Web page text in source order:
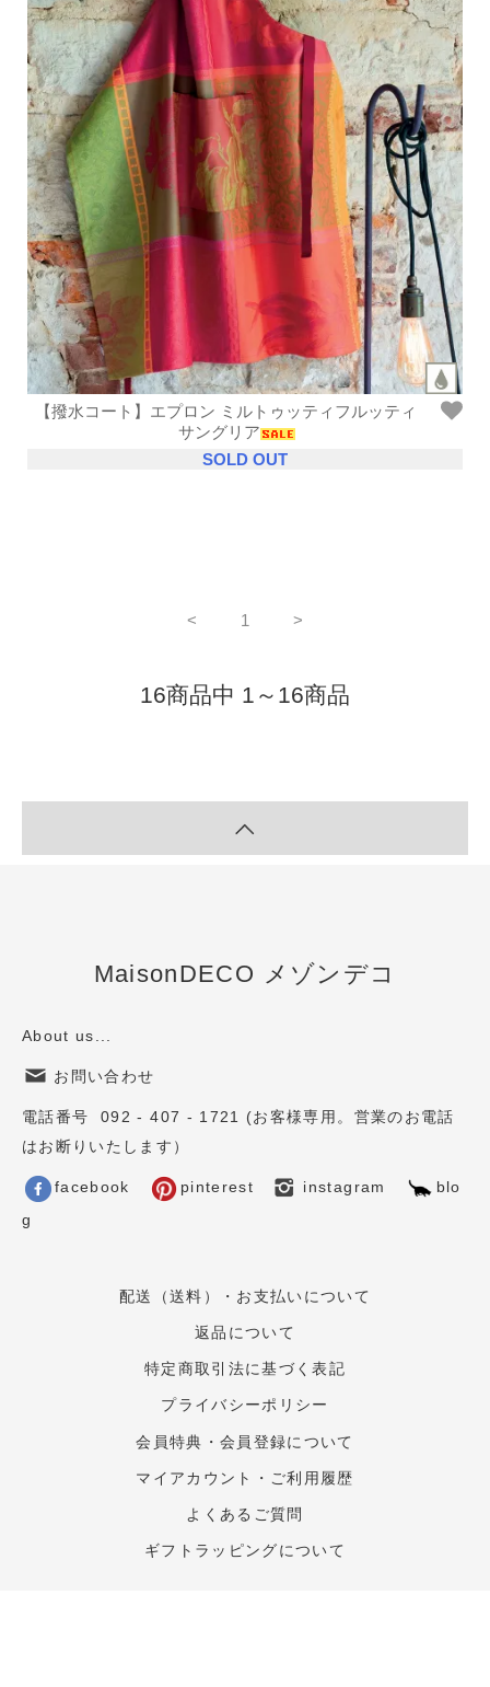
【撥水コート】エプロン ミルトゥッティフルッティ
サングリア
SOLD OUT
< 1 >
16商品中 1～16商品
MaisonDECO メゾンデコ
About us...
お問い合わせ
電話番号 092 - 407 - 1721 (お客様専用。営業のお電話
はお断りいたします）
facebook pinterest instagram
blo
g
配送（送料）・お支払いについて
返品について
特定商取引法に基づく表記
プライバシーポリシー
会員特典・会員登録について
マイアカウント・ご利用履歴
よくあるご質問
ギフトラッピングについて